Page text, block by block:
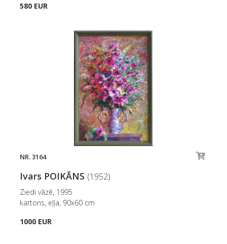
580 EUR
NR. 3164
Ivars POIKĀNS (1952)
Ziedi vāzē, 1995
kartons, eļļa, 90x60 cm
1000 EUR